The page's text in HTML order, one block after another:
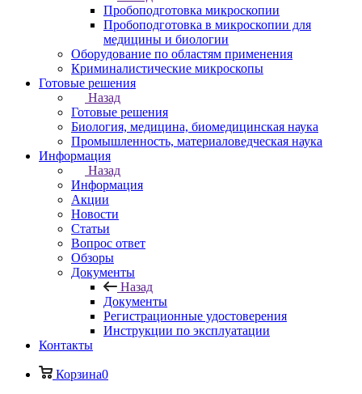
Пробоподготовка микроскопии
Пробоподготовка в микроскопии для
медицины и биологии
Оборудование по областям применения
Криминалистические микроскопы
Готовые решения
Назад
Готовые решения
Биология, медицина, биомедицинская наука
Промышленность, материаловедческая наука
Информация
Назад
Информация
Акции
Новости
Статьи
Вопрос ответ
Обзоры
Документы
Назад
Документы
Регистрационные удостоверения
Инструкции по эксплуатации
Контакты
Корзина0